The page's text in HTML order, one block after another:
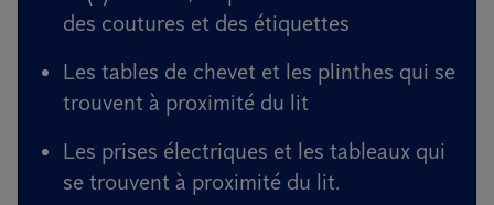
des coutures et des étiquettes
Les tables de chevet et les plinthes qui se
trouvent à proximité du lit
Les prises électriques et les tableaux qui
se trouvent à proximité du lit.